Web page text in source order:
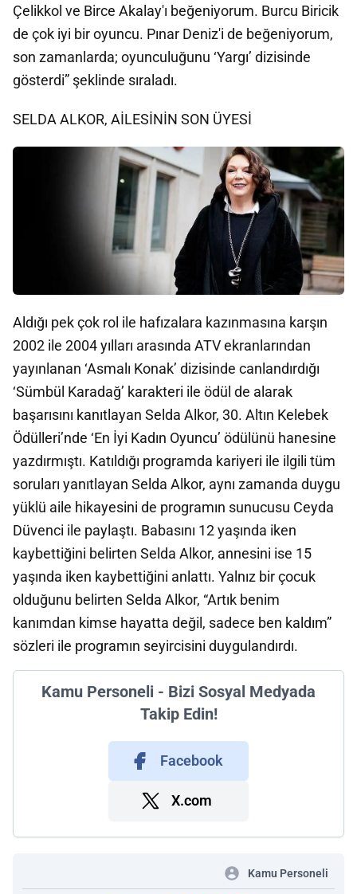
Çelikkol ve Birce Akalay'ı beğeniyorum. Burcu Biricik
de çok iyi bir oyuncu. Pınar Deniz'i de beğeniyorum,
son zamanlarda; oyunculuğunu ‘Yargı’ dizisinde
gösterdi” şeklinde sıraladı.
SELDA ALKOR, AİLESİNİN SON ÜYESİ
Aldığı pek çok rol ile hafızalara kazınmasına karşın
2002 ile 2004 yılları arasında ATV ekranlarından
yayınlanan ‘Asmalı Konak’ dizisinde canlandırdığı
‘Sümbül Karadağ’ karakteri ile ödül de alarak
başarısını kanıtlayan Selda Alkor, 30. Altın Kelebek
Ödülleri’nde ‘En İyi Kadın Oyuncu’ ödülünü hanesine
yazdırmıştı. Katıldığı programda kariyeri ile ilgili tüm
soruları yanıtlayan Selda Alkor, aynı zamanda duygu
yüklü aile hikayesini de programın sunucusu Ceyda
Düvenci ile paylaştı. Babasını 12 yaşında iken
kaybettiğini belirten Selda Alkor, annesini ise 15
yaşında iken kaybettiğini anlattı. Yalnız bir çocuk
olduğunu belirten Selda Alkor, “Artık benim
kanımdan kimse hayatta değil, sadece ben kaldım”
sözleri ile programın seyircisini duygulandırdı.
Kamu Personeli - Bizi Sosyal Medyada
Takip Edin!
Facebook
X.com
Kamu Personeli